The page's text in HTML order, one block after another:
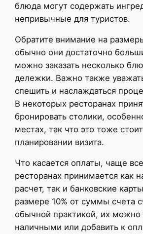
блюда могут содержать
непривычные для туристов.
Обратите внимание на
обычно они достаточно
можно заказать несколько
дележки. Важно также
спешить и наслаждаться
В некоторых ресторанах
бронировать столики,
местах, так что это тоже
планировании визита.
Что касается оплаты, чаще
ресторанах принимается как
расчет, так и банковские
размере 10% от суммы счета
обычной практикой, их можно
наличными или добавить к